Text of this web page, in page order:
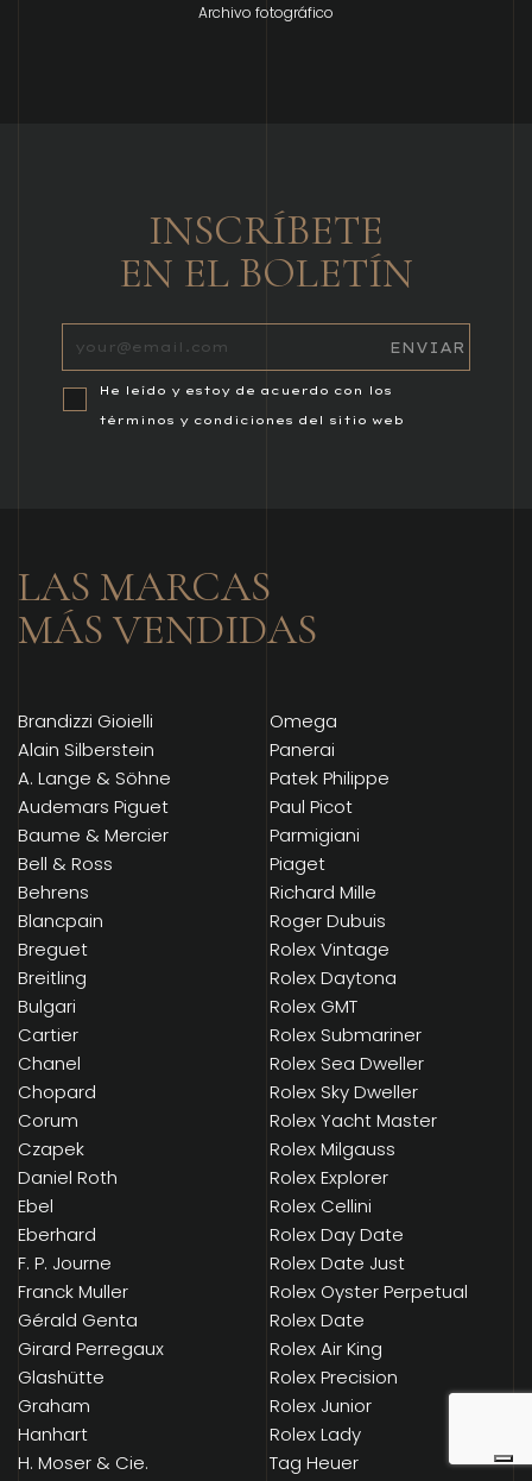
Archivo fotográfico
INSCRÍBETE
EN EL BOLETÍN
He leído y estoy de acuerdo con los
términos y condiciones del sitio web
LAS MARCAS
MÁS VENDIDAS
Brandizzi Gioielli
Alain Silberstein
A. Lange & Söhne
Audemars Piguet
Baume & Mercier
Bell & Ross
Behrens
Blancpain
Breguet
Breitling
Bulgari
Cartier
Chanel
Chopard
Corum
Czapek
Daniel Roth
Ebel
Eberhard
F. P. Journe
Franck Muller
Gérald Genta
Girard Perregaux
Glashütte
Graham
Hanhart
H. Moser & Cie.
Omega
Panerai
Patek Philippe
Paul Picot
Parmigiani
Piaget
Richard Mille
Roger Dubuis
Rolex Vintage
Rolex Daytona
Rolex GMT
Rolex Submariner
Rolex Sea Dweller
Rolex Sky Dweller
Rolex Yacht Master
Rolex Milgauss
Rolex Explorer
Rolex Cellini
Rolex Day Date
Rolex Date Just
Rolex Oyster Perpetual
Rolex Date
Rolex Air King
Rolex Precision
Rolex Junior
Rolex Lady
Tag Heuer